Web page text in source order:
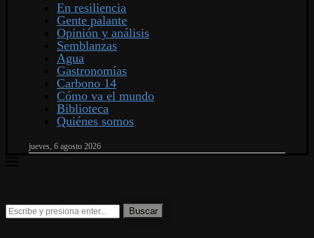
En resiliencia
Gente palante
Opinión y análisis
Semblanzas
Agua
Gastronomías
Carbono 14
Cómo va el mundo
Biblioteca
Quiénes somos
jueves, 6 agosto 2026